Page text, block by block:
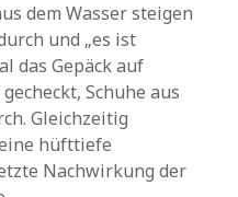
dem Wasser steigen
und „es ist
das Gepäck auf
Schuhe aus
Gleichzeitig
hüfttiefe
Nachwirkung der